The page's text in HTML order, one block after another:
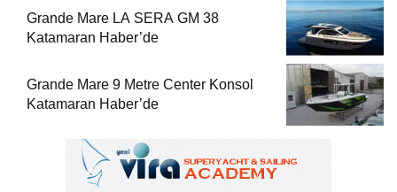
Grande Mare LA SERA GM 38
Katamaran Haber’de
Grande Mare 9 Metre Center Konsol
Katamaran Haber’de